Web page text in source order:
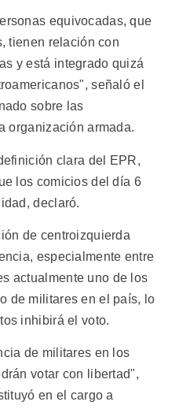
equivocadas, que
tienen relación con
y está integrado quizá
señaló el
sobre las
organización armada.
clara del EPR,
los comicios del día 6
declaró.
de centroizquierda
especialmente entre
actualmente uno de los
de militares en el país, lo
inhibirá el voto.
de militares en los
votar con libertad",
en el cargo a